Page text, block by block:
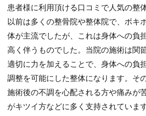
患者様に利用頂ける口コミで人気の整
以前は多くの整骨院や整体院で、ボキ
体が主流でしたが、これは身体への負
高く伴うものでした。当院の施術は関
適切に力を加えることで、身体への負
調整を可能にした整体になります。そ
施術後の不調を心配される方や痛みが
がキツイ方などに多く支持されていま